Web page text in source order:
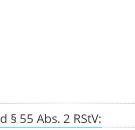
55 Abs. 2 RStV: